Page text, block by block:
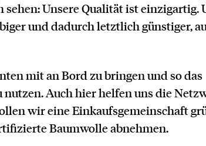
Unsere Qualität ist einzigartig.
und dadurch letztlich günstiger,
mit an Bord zu bringen und so das
Auch hier helfen uns die
wir eine Einkaufsgemeinschaft
Baumwolle abnehmen.